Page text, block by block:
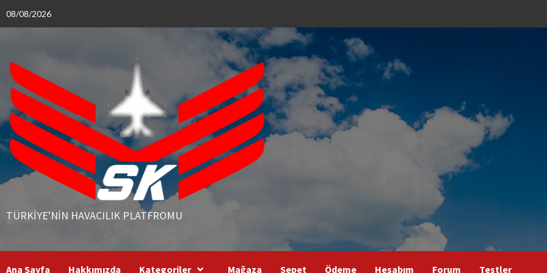
08/08/2026
TÜRKIYE'NIN HAVACILIK PLATFROMU
Ana Sayfa Hakkımızda Kategoriler Mağaza Sepet Ödeme Hesabım Forum Testler